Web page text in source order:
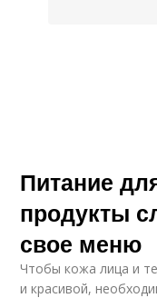
Питание
продукты
свое меню
Чтобы кожа лица и
и красивой,